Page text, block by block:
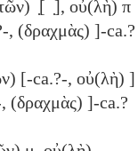
̣[ ̣], οὐ(λὴ) π
, (δραχμὰς) ]-ca.?
[-ca.?-, οὐ(λὴ) ]
]-ca.?